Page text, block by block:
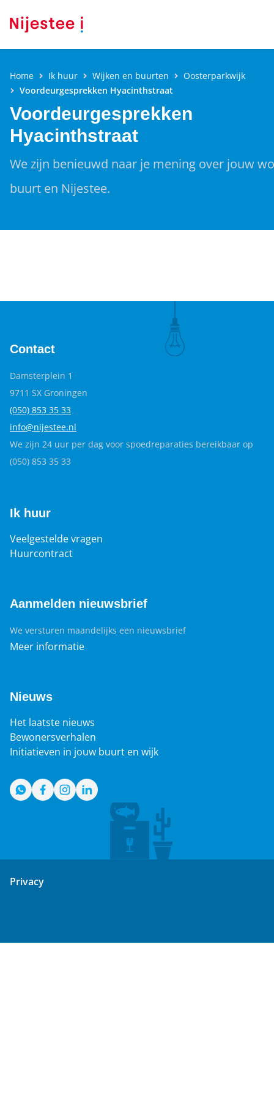
Home Ik huur Wijken en buurten
Oosterparkwijk
Voordeurgesprekken Hyacinthstraat
Voordeurgesprekken
Hyacinthstraat
We zijn benieuwd naar je mening over jouw
buurt en Nijestee.
Contact
Damsterplein 1
9711 SX Groningen
(050) 853 35 33
info@nijestee.nl
We zijn 24 uur per dag voor spoedreparaties bereikbaar op
(050) 853 35 33
Ik huur
Veelgestelde vragen
Huurcontract
Aanmelden nieuwsbrief
We versturen maandelijks een nieuwsbrief
Meer informatie
Nieuws
Het laatste nieuws
Bewonersverhalen
Initiatieven in jouw buurt en wijk
WhatsApp
Facebook
Instagram
LinkedIn
Privacy